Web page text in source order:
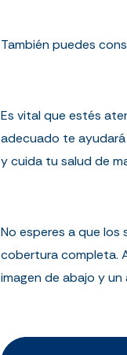
También puedes
Es vital que estés
adecuado te ayudará
y cuida tu salud de
No esperes a que los
cobertura completa.
imagen de abajo y